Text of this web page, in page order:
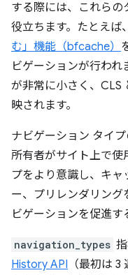
する際には、これらの
役立ちます。たとえば
む」機能（bfcache）
ビゲーションが行われ
が非常に小さく、CLS
映されます。
ナビゲーション タイ
所有者がサイト上で使
プをより意識し、キ
ー、プリレンダリング
ビゲーションを促進す
navigation_types 指
History API （最初は